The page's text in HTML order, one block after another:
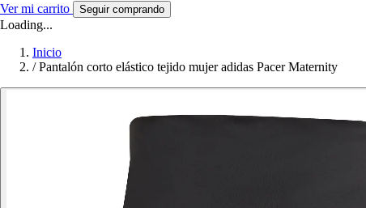
Ver mi carrito Seguir comprando
Loading...
Inicio
/ Pantalón corto elástico tejido mujer adidas Pacer Maternity